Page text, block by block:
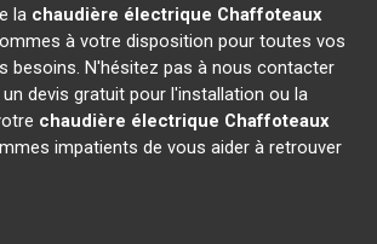
la chaudière électrique Chaffoteaux
à votre disposition pour toutes vos
besoins. N'hésitez pas à nous contacter
devis gratuit pour l'installation ou la
chaudière électrique Chaffoteaux
impatients de vous aider à retrouver